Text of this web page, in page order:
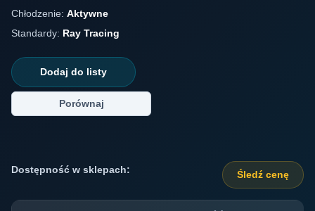
Chłodzenie: Aktywne
Standardy: Ray Tracing
Dodaj do listy
Porównaj
Dostępność w sklepach: Śledź cenę